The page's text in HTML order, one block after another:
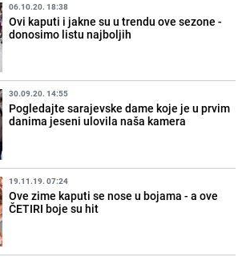
06.10.20. 18:38
Ovi kaputi i jakne su u trendu ove sezone -
donosimo listu najboljih
30.09.20. 14:55
Pogledajte sarajevske dame koje je u prvim
danima jeseni ulovila naša kamera
19.11.19. 07:24
Ove zime kaputi se nose u bojama - a ove
ČETIRI boje su hit